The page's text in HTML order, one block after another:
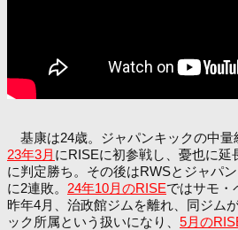
基康は24歳。ジャパンキックの中量
23年3月 にRISEに初参戦し、憂也に延
に判定勝ち。その後はRWSとジャパ
に2連敗。 24年10月のRISEではサモ・
昨年4月、治政館ジムを離れ、同ジム
ック所属という扱いになり、 5月の